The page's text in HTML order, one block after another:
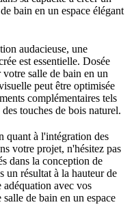
bain en un espace élégant
audacieuse, une
est essentielle. Dosée
salle de bain en un
peut être optimisée
complémentaires tels
touches de bois naturel.
quant à l'intégration des
votre projet, n'hésitez pas
dans la conception de
un résultat à la hauteur de
adéquation avec vos
de bain en un espace